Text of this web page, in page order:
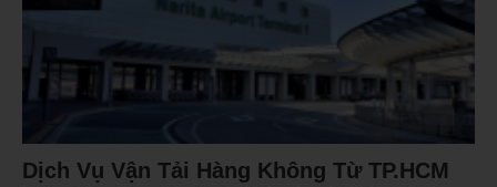
Dịch Vụ Vận Tải Hàng Không Từ TP.HCM